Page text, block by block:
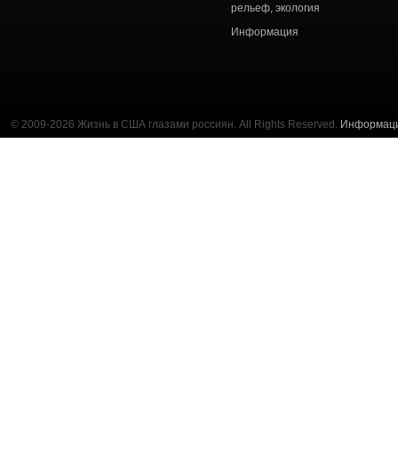
рельеф, экология
Информация
© 2009-2026 Жизнь в США глазами россиян. All Rights Reserved.